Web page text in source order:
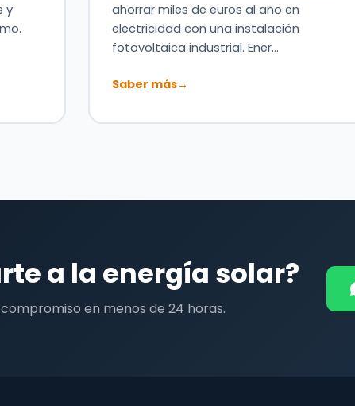
y
ahorrar miles de euros al año en
electricidad con una instalación
fotovoltaica industrial. Ener…
Saber más→
a la energía solar?
en menos de 24 horas.